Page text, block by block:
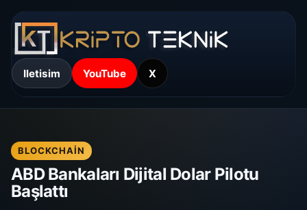
Iletisim YouTube X
BLOCKCHAIN
ABD Bankaları Dijital Dolar Pilotu
Başlattı